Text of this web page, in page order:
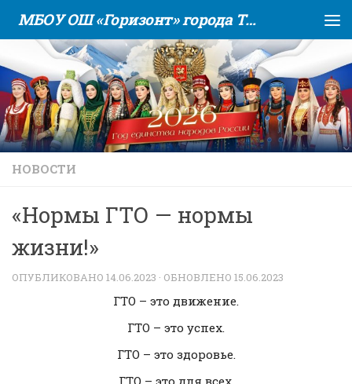
Skip to content МБОУ ОШ «Горизонт» города Тюмени
НОВОСТИ
«Нормы ГТО — нормы
жизни!»
ОПУБЛИКОВАНО 14.06.2023 · ОБНОВЛЕНО 15.06.2023
ГТО – это движение.
ГТО – это успех.
ГТО – это здоровье.
ГТО – это для всех.